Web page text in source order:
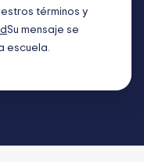
términos y
Su mensaje se
escuela.